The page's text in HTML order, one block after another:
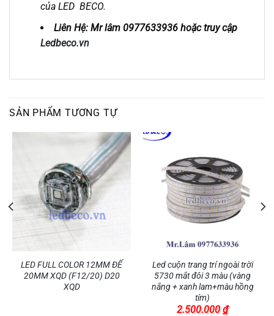
của LED BECO.
Liên Hệ: Mr lâm 0977633936 hoặc truy cập
Ledbeco.vn
SẢN PHẨM TƯƠNG TỰ
LED FULL COLOR 12MM ĐẾ
20MM XQD (F12/20) D20
XQD
Led cuộn trang trí ngoài trời
5730 mắt đôi 3 màu (vàng
nắng + xanh lam+màu hồng
tím)
2.500.000₫